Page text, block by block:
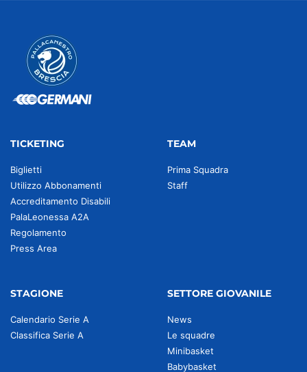
TICKETING
Biglietti
Utilizzo Abbonamenti
Accreditamento Disabili
PalaLeonessa A2A
Regolamento
Press Area
TEAM
Prima Squadra
Staff
STAGIONE
Calendario Serie A
Classifica Serie A
SETTORE GIOVANILE
News
Le squadre
Minibasket
Babybasket